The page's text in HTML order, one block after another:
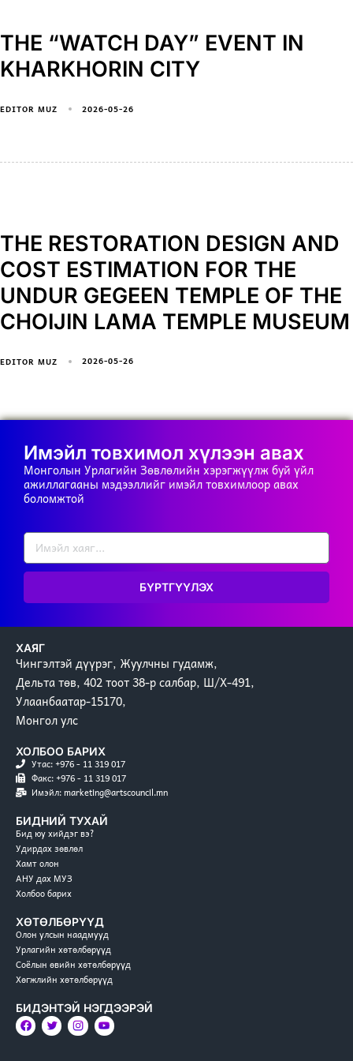
THE “WATCH DAY” EVENT IN
KHARKHORIN CITY
EDITOR MUZ 2026-05-26
THE RESTORATION DESIGN AND
COST ESTIMATION FOR THE
UNDUR GEGEEN TEMPLE OF THE
CHOIJIN LAMA TEMPLE MUSEUM
EDITOR MUZ 2026-05-26
Имэйл товхимол хүлээн авах
Монголын Урлагийн Зөвлөлийн хэрэгжүүлж буй үйл
ажиллагааны мэдээллийг имэйл товхимлоор авах
боломжтой
БҮРТГҮҮЛЭХ
ХАЯГ
Чингэлтэй дүүрэг, Жуулчны гудамж,
Дельта төв, 402 тоот 38-р салбар, Ш/Х-491,
Улаанбаатар-15170,
Монгол улс
ХОЛБОО БАРИХ
Утас: +976 - 11 319 017
Факс: +976 - 11 319 017
Имэйл: marketing@artscouncil.mn
БИДНИЙ ТУХАЙ
Бид юу хийдэг вэ?
Удирдах зөвлөл
Хамт олон
АНУ дах МУЗ
Холбоо барих
ХӨТӨЛБӨРҮҮД
Олон улсын наадмууд
Урлагийн хөтөлбөрүүд
Соёлын өвийн хөтөлбөрүүд
Хөгжлийн хөтөлбөрүүд
БИДЭНТЭЙ НЭГДЭЭРЭЙ